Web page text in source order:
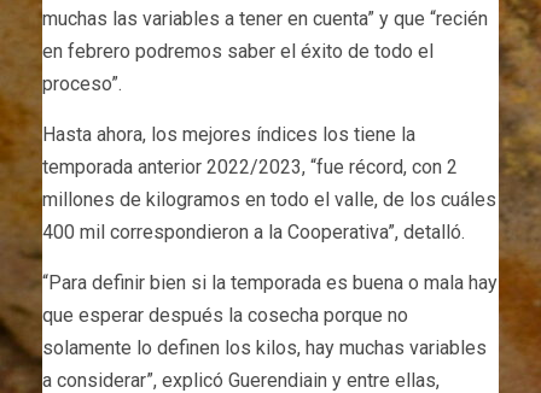
muchas las variables a tener en cuenta” y que “recién
en febrero podremos saber el éxito de todo el
proceso”.
Hasta ahora, los mejores índices los tiene la
temporada anterior 2022/2023, “fue récord, con 2
millones de kilogramos en todo el valle, de los cuáles
400 mil correspondieron a la Cooperativa”, detalló.
“Para definir bien si la temporada es buena o mala hay
que esperar después la cosecha porque no
solamente lo definen los kilos, hay muchas variables
a considerar”, explicó Guerendiain y entre ellas,